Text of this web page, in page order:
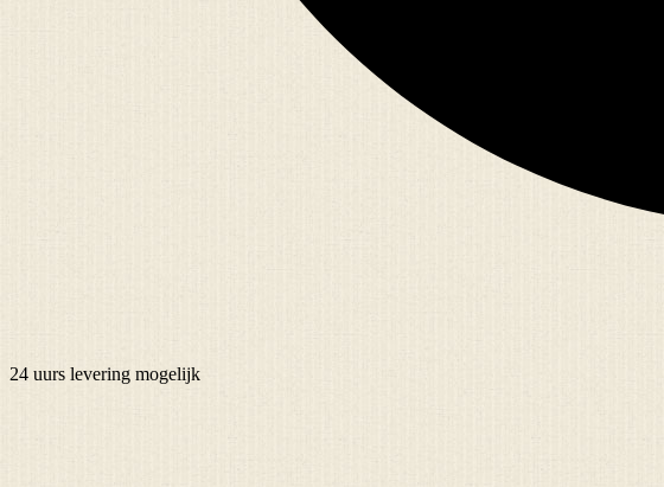
24 uurs levering mogelijk